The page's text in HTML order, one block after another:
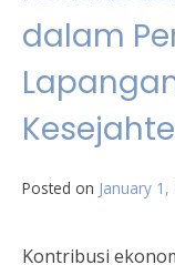
dalam
Posted on January 1,
Kontribusi